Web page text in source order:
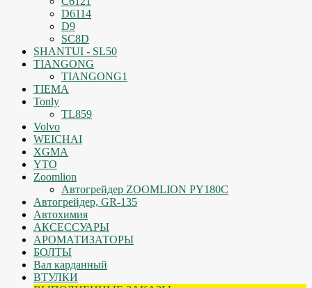
D6114
D9
SC8D
SHANTUI - SL50
TIANGONG
TIANGONG1
TIEMA
Tonly
TL859
Volvo
WEICHAI
XGMA
YTO
Zoomlion
Автогрейдер ZOOMLION PY180C
Автогрейдер, GR-135
Автохимия
АКСЕССУАРЫ
АРОМАТИЗАТОРЫ
БОЛТЫ
Вал карданный
ВТУЛКИ